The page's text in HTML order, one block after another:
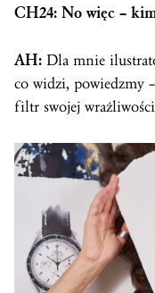
CH24: No więc –
AH: Dla mnie
co widzi, powiedzmy
filtr swojej